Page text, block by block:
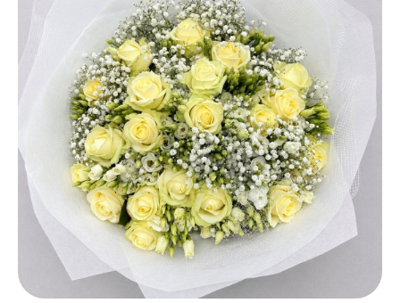
Pioenrozen
Groen & Decoratief
Bloemen per soort
Bloemenpakketten
Olijfbomen
Bruiloft Bundels
Krans maken
Gelegenheden